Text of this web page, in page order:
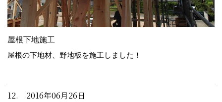
屋根下地施工
屋根の下地材、野地板を施工しました！
12. 2016年06月26日